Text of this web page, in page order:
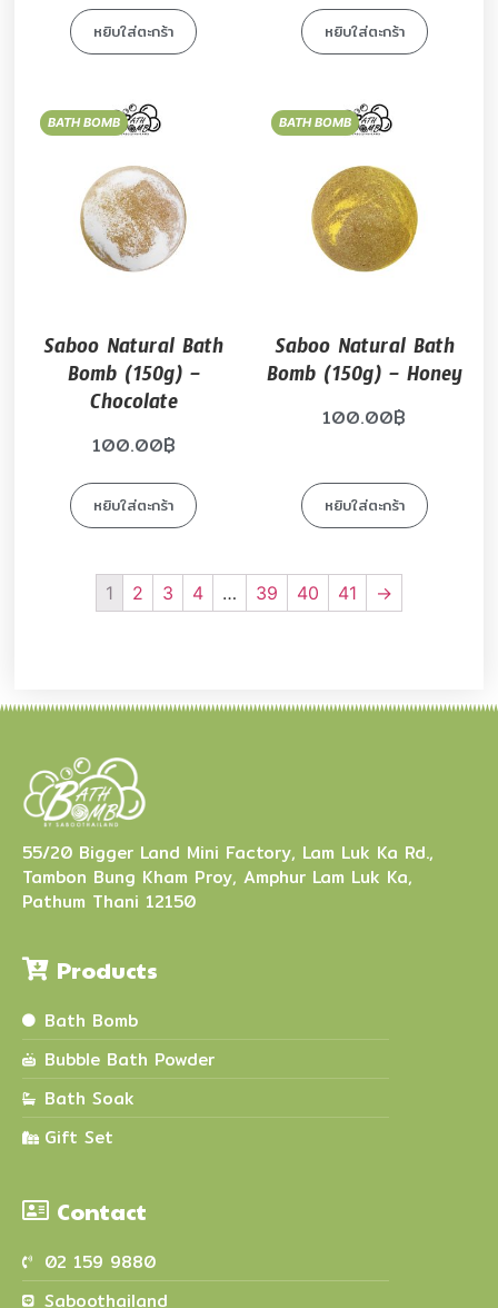
หยิบใส่ตะกร้า หยิบใส่ตะกร้า
BATH BOMB
Saboo Natural Bath
Bomb (150g) –
Chocolate
100.00฿
หยิบใส่ตะกร้า
BATH BOMB
Saboo Natural Bath
Bomb (150g) – Honey
100.00฿
หยิบใส่ตะกร้า
1 2 3 4 … 39 40 41 →
55/20 Bigger Land Mini Factory, Lam Luk Ka Rd.,
Tambon Bung Kham Proy, Amphur Lam Luk Ka,
Pathum Thani 12150
Products
Bath Bomb
Bubble Bath Powder
Bath Soak
Gift Set
Contact
02 159 9880
Saboothailand